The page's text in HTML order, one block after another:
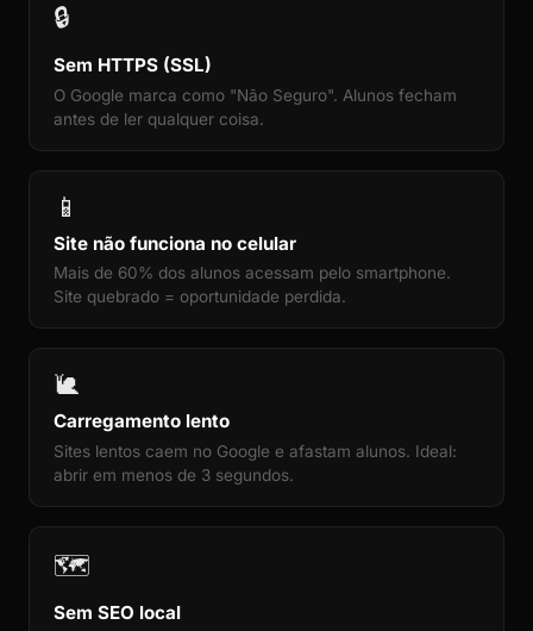
🔒
Sem HTTPS (SSL)
O Google marca como "Não Seguro". Alunos fecham
antes de ler qualquer coisa.
📱
Site não funciona no celular
Mais de 60% dos alunos acessam pelo smartphone.
Site quebrado = oportunidade perdida.
🐌
Carregamento lento
Sites lentos caem no Google e afastam alunos. Ideal:
abrir em menos de 3 segundos.
🗺️
Sem SEO local